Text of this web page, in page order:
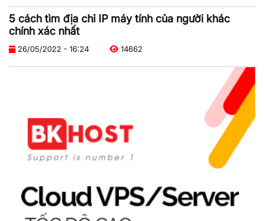
5 cách tìm địa chỉ IP máy tính của người khác
chính xác nhất
26/05/2022 - 16:24 14662